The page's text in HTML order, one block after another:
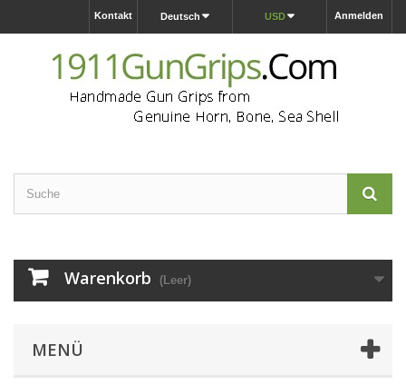
Anmelden
USD
Deutsch
Kontakt
Warenkorb (Leer)
MENÜ